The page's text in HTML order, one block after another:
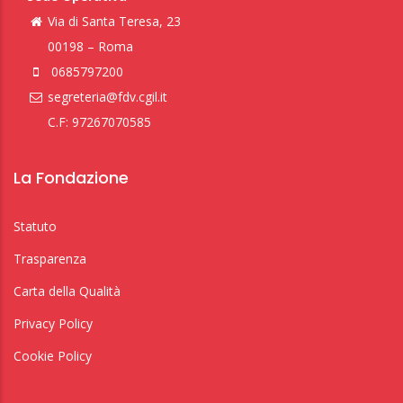
Via di Santa Teresa, 23
00198 – Roma
0685797200
segreteria@fdv.cgil.it
C.F: 97267070585
La Fondazione
Statuto
Trasparenza
Carta della Qualità
Privacy Policy
Cookie Policy